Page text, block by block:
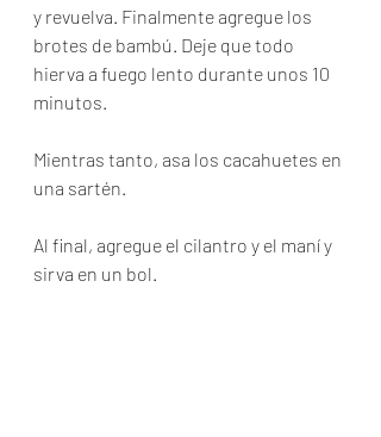
y revuelva. Finalmente agregue los
brotes de bambú. Deje que todo
hierva a fuego lento durante unos 10
minutos.
Mientras tanto, asa los cacahuetes en
una sartén.
Al final, agregue el cilantro y el maní y
sirva en un bol.